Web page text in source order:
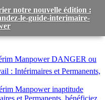
Manpower DANGER ou
: Intérimaires et Permanents,
Manpower inaptitude
et Permanents, bénéficiez
notre nouvelle édition :
le-guide-interimaire-